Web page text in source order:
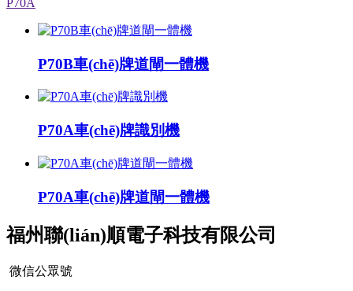
P70A
P70B車(chē)牌道閘一體機
P70A車(chē)牌識別機
P70A車(chē)牌道閘一體機
福州聯(lián)順電子科技有限公司
微信公眾號